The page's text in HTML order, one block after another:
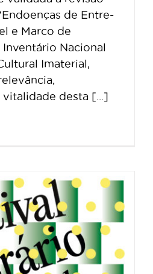
de Entre-
e Marco de
Inventário Nacional
Imaterial,
desta [...]